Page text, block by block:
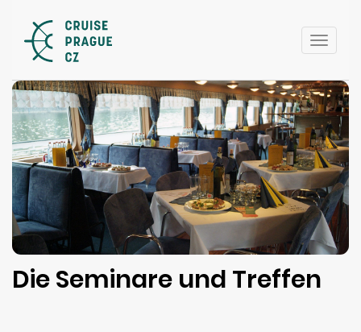
Toggle
Die Seminare und Treffen